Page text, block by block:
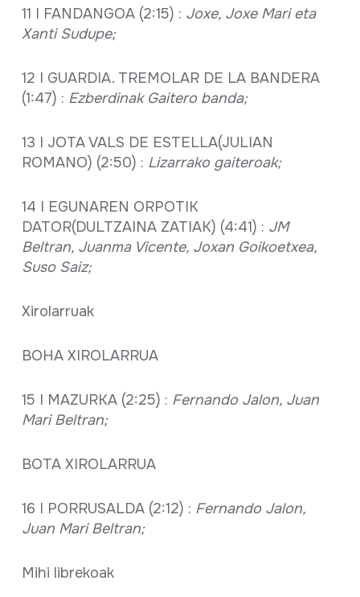
11 I FANDANGOA (2:15) : Joxe, Joxe Mari eta
Xanti Sudupe;
12 I GUARDIA. TREMOLAR DE LA BANDERA
(1:47) : Ezberdinak Gaitero banda;
13 I JOTA VALS DE ESTELLA(JULIAN
ROMANO) (2:50) : Lizarrako gaiteroak;
14 I EGUNAREN ORPOTIK
DATOR(DULTZAINA ZATIAK) (4:41) : JM
Beltran, Juanma Vicente, Joxan Goikoetxea,
Suso Saiz;
Xirolarruak
BOHA XIROLARRUA
15 I MAZURKA (2:25) : Fernando Jalon, Juan
Mari Beltran;
BOTA XIROLARRUA
16 I PORRUSALDA (2:12) : Fernando Jalon,
Juan Mari Beltran;
Mihi librekoak